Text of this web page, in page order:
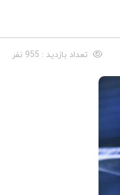
تعداد بازدید : 955 نفر